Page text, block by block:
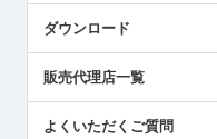
国/地域/言語
社員ブログ
中小企業のBCP地震対策
センサのテクニカルガイド
社長ブログ
ダウンロード
販売代理店一覧
よくいただくご質問